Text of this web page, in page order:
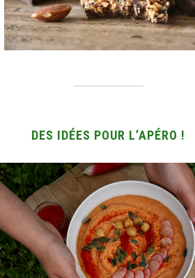
DES IDÉES POUR L’APÉRO !